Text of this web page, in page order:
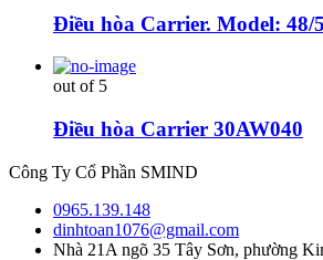
Điều hòa Carrier. Model: 48/
out of 5
Điều hòa Carrier 30AW040
Công Ty Cổ Phần SMIND
0965.139.148
dinhtoan1076@gmail.com
Nhà 21A ngõ 35 Tây Sơn, phường